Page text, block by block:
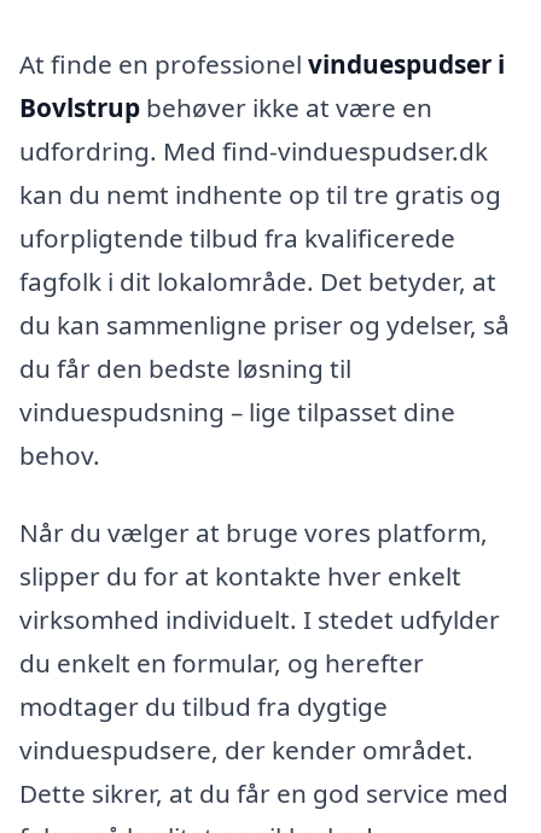
At finde en professionel vinduespudser i
Bovlstrup behøver ikke at være en
udfordring. Med find-vinduespudser.dk
kan du nemt indhente op til tre gratis og
uforpligtende tilbud fra kvalificerede
fagfolk i dit lokalområde. Det betyder, at
du kan sammenligne priser og ydelser, så
du får den bedste løsning til
vinduespudsning – lige tilpasset dine
behov.
Når du vælger at bruge vores platform,
slipper du for at kontakte hver enkelt
virksomhed individuelt. I stedet udfylder
du enkelt en formular, og herefter
modtager du tilbud fra dygtige
vinduespudsere, der kender området.
Dette sikrer, at du får en god service med